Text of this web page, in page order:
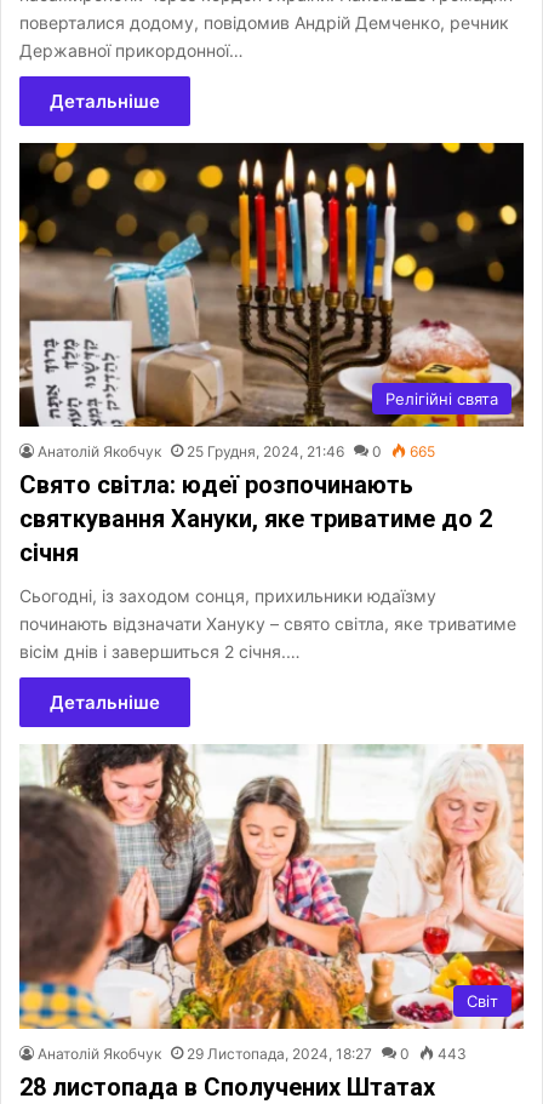
поверталися додому, повідомив Андрій Демченко, речник
Державної прикордонної…
Детальніше
Релігійні свята
Анатолій Якобчук 25 Грудня, 2024, 21:46 0 665
Свято світла: юдеї розпочинають
святкування Хануки, яке триватиме до 2
січня
Сьогодні, із заходом сонця, прихильники юдаїзму
починають відзначати Хануку – свято світла, яке триватиме
вісім днів і завершиться 2 січня.…
Детальніше
Світ
Анатолій Якобчук 29 Листопада, 2024, 18:27 0 443
28 листопада в Сполучених Штатах